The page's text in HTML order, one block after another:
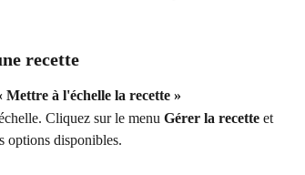
recette
Mettre à l'échelle la recette »
Cliquez sur le menu Gérer la recette et
options disponibles.